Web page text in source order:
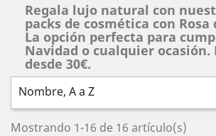
Regala lujo natural con
packs de cosmética con
La opción perfecta para
Navidad o cualquier ocasión.
desde 30€.
Nombre, A a Z
Mostrando 1-16 de 16 artículo(s)